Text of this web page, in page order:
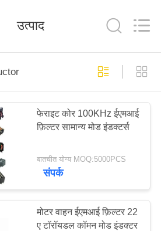
उत्पाद
फेराइट कोर 100KHz ईएमआई
फ़िल्टर सामान्य मोड इंडक्टर्स
बातचीत योग्य MOQ:5000PCS
संपर्क
मोटर वाहन ईएमआई फ़िल्टर 22
ए टॉरॉयडल कॉमन मोड इंडक्टर